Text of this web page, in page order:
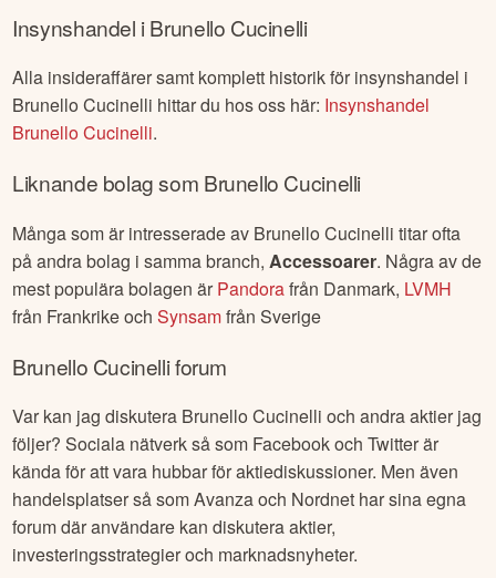
Insynshandel iBrunello Cucinelli
Alla insideraffärer samt komplett historik för insynshandel i
Brunello Cucinelli hittar du hos oss här: Insynshandel
Brunello Cucinelli.
Liknande bolag som Brunello Cucinelli
Många som är intresserade av Brunello Cucinelli titar ofta
på andra bolag i samma branch, Accessoarer. Några av de
mest populära bolagen är Pandorafrån Danmark, LVMH
från FrankrikeochSynsamfrånSverige
Brunello Cucinelliforum
Var kan jag diskutera Brunello Cucinelli och andra aktier jag
följer? Sociala nätverk så som Facebook och Twitter är
kända för att vara hubbar för aktiediskussioner. Men även
handelsplatser så som Avanza och Nordnet har sina egna
forum där användare kan diskutera aktier,
investeringsstrategier och marknadsnyheter.